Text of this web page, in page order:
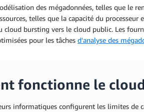
des mégadonnées, telles que le
telles que la capacité du
cloud bursting vers le cloud public. Les
pour les tâches d'analyse des
fonctionne le
informatiques configurent les limites de